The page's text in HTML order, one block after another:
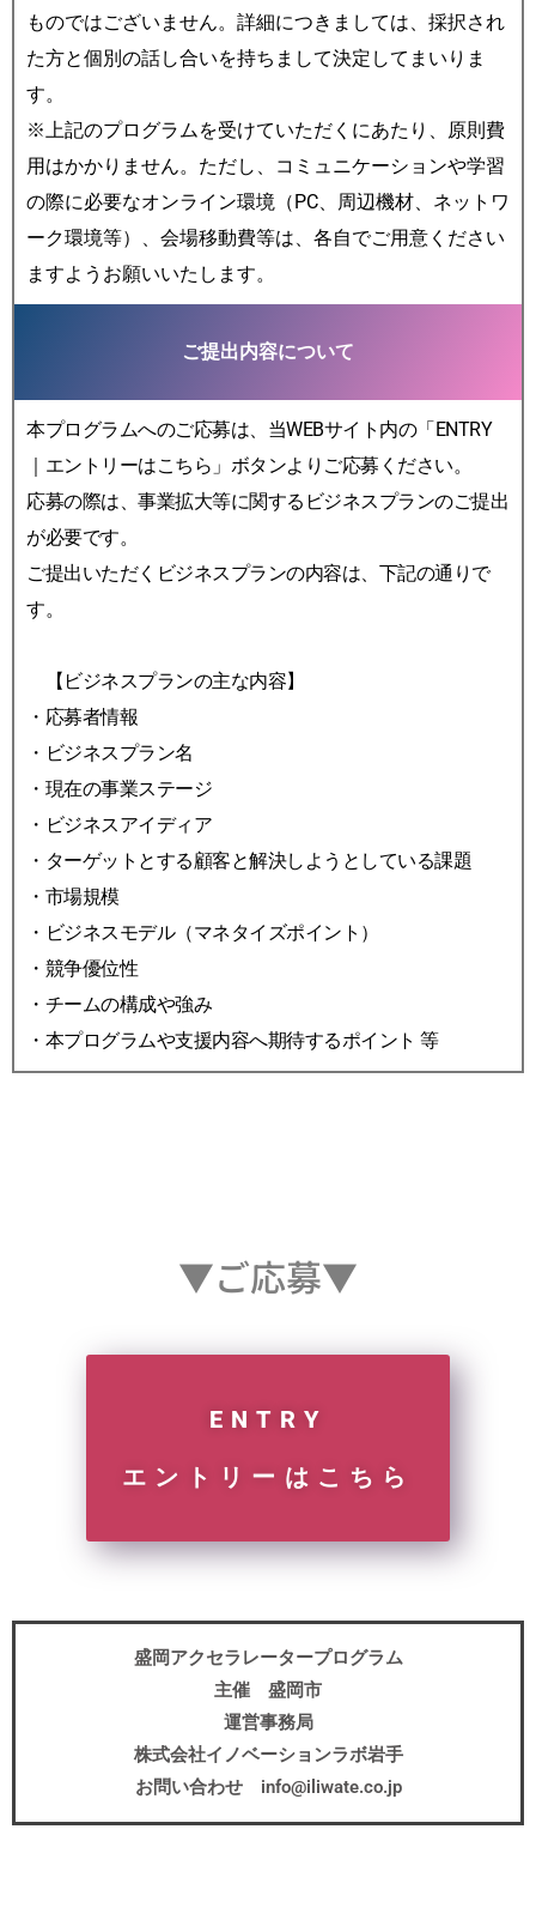
ものではございません。詳細につきましては、採択され
た方と個別の話し合いを持ちまして決定してまいりま
す。
※上記のプログラムを受けていただくにあたり、原則費
用はかかりません。ただし、コミュニケーションや学習
の際に必要なオンライン環境（PC、周辺機材、ネットワ
ーク環境等）、会場移動費等は、各自でご用意ください
ますようお願いいたします。
ご提出内容について
本プログラムへのご応募は、当WEBサイト内の「ENTRY
｜エントリーはこちら」ボタンよりご応募ください。
応募の際は、事業拡大等に関するビジネスプランのご提出
が必要です。
ご提出いただくビジネスプランの内容は、下記の通りで
す。
【ビジネスプランの主な内容】
・応募者情報
・ビジネスプラン名
・現在の事業ステージ
・ビジネスアイディア
・ターゲットとする顧客と解決しようとしている課題
・市場規模
・ビジネスモデル（マネタイズポイント）
・競争優位性
・チームの構成や強み
・本プログラムや支援内容へ期待するポイント 等
▼ご応募▼
ENTRY
エントリーはこちら
盛岡アクセラレータープログラム
主催 盛岡市
運営事務局
株式会社イノベーションラボ岩手
お問い合わせ info@iliwate.co.jp